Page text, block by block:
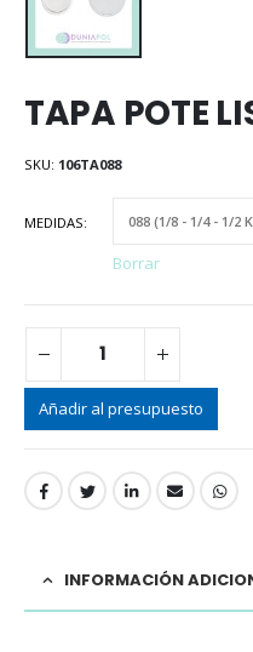
TAPA POTE
SKU: 106TA088
MEDIDAS
Borrar
Añadir al presupuesto
INFORMACIÓN